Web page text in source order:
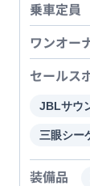
乗車定員
ワンオー
セールス
JBLサウ
三眼シー
装備品